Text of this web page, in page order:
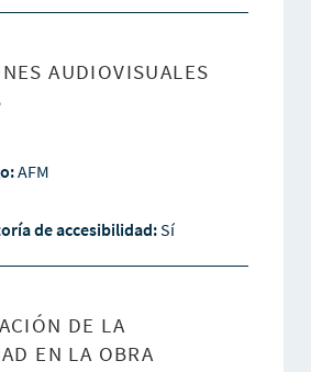
AUDIOVISUALES
AFM
de accesibilidad:Sí
DE LA
EN LA OBRA